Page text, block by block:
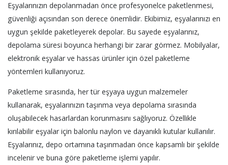
Eşyalarınızın depolanmadan önce profesyonelce paketlenmesi,
güvenliği açısından son derece önemlidir. Ekibimiz, eşyalarınızı en
uygun şekilde paketleyerek depolar. Bu sayede eşyalarınız,
depolama süresi boyunca herhangi bir zarar görmez. Mobilyalar,
elektronik eşyalar ve hassas ürünler için özel paketleme
yöntemleri kullanıyoruz.
Paketleme sırasında, her tür eşyaya uygun malzemeler
kullanarak, eşyalarınızın taşınma veya depolama sırasında
oluşabilecek hasarlardan korunmasını sağlıyoruz. Özellikle
kırılabilir eşyalar için balonlu naylon ve dayanıklı kutular kullanılır.
Eşyalarınız, depo ortamına taşınmadan önce kapsamlı bir şekilde
incelenir ve buna göre paketleme işlemi yapılır.